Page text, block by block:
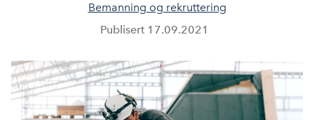
Bemanning og rekruttering
Publisert 17.09.2021